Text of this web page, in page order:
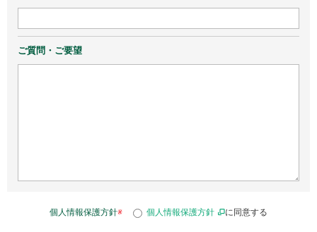
ご質問・ご要望
個人情報保護方針※ 個人情報保護方針 に同意する